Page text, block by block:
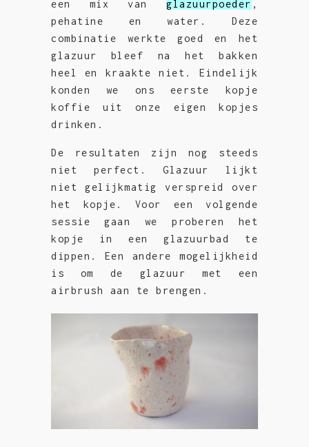
een mix van glazuurpoeder ,
pehatine en water. Deze
combinatie werkte goed en het
glazuur bleef na het bakken
heel en kraakte niet. Eindelijk
konden we ons eerste kopje
koffie uit onze eigen kopjes
drinken.
De resultaten zijn nog steeds
niet perfect. Glazuur lijkt
niet gelijkmatig verspreid over
het kopje. Voor een volgende
sessie gaan we proberen het
kopje in een glazuurbad te
dippen. Een andere mogelijkheid
is om de glazuur met een
airbrush aan te brengen.